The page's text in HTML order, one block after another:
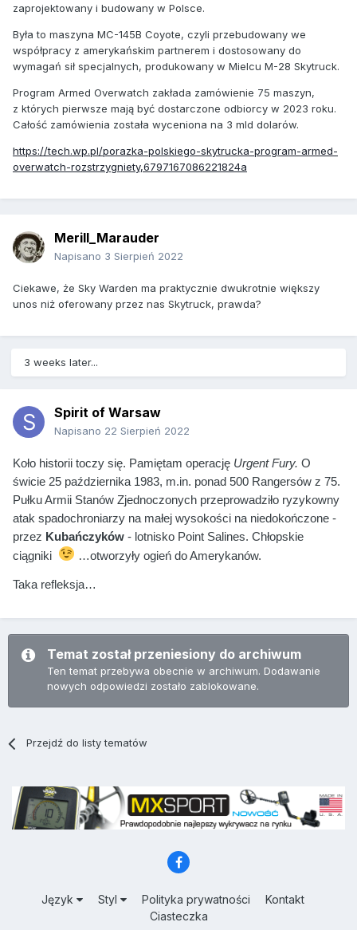
zaprojektowany i budowany w Polsce.
Była to maszyna MC-145B Coyote, czyli przebudowany we
współpracy z amerykańskim partnerem i dostosowany do
wymagań sił specjalnych, produkowany w Mielcu M-28 Skytruck.
Program Armed Overwatch zakłada zamówienie 75 maszyn,
z których pierwsze mają być dostarczone odbiorcy w 2023 roku.
Całość zamówienia została wyceniona na 3 mld dolarów.
https://tech.wp.pl/porazka-polskiego-skytrucka-program-armed-
overwatch-rozstrzygniety,6797167086221824a
Merill_Marauder
Napisano 3 Sierpień 2022
Ciekawe, że Sky Warden ma praktycznie dwukrotnie większy
unos niż oferowany przez nas Skytruck, prawda?
3 weeks later...
Spirit of Warsaw
Napisano 22 Sierpień 2022
Koło historii toczy się. Pamiętam operację Urgent Fury. O
świcie 25 października 1983, m.in. ponad 500 Rangersów z 75.
Pułku Armii Stanów Zjednoczonych przeprowadziło ryzykowny
atak spadochroniarzy na małej wysokości na niedokończone -
przez Kubańczyków - lotnisko Point Salines. Chłopskie
ciągniki
…otworzyły ogień do Amerykanów.
Taka refleksja…
Temat został przeniesiony do archiwum
Ten temat przebywa obecnie w archiwum. Dodawanie
nowych odpowiedzi zostało zablokowane.
Przejdź do listy tematów
Język Styl Polityka prywatności
Kontakt
Ciasteczka